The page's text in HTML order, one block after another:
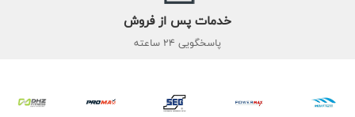
خدمات پس از فروش
پاسخگویی 24 ساعته